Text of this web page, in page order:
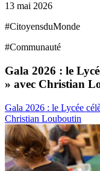
13 mai 2026
#CitoyensduMonde
#Communauté
Gala 2026 : le
» avec Christian
Gala 2026 : le Lycée
Christian Louboutin